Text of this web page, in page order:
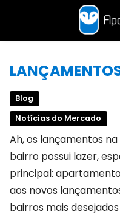
Blog
Notícias do Mercado
Ah, os lançamentos
bairro possui lazer,
principal:
aos novos
bairros mais